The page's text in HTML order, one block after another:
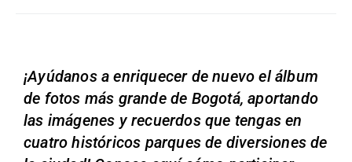
¡Ayúdanos a enriquecer de nuevo el álbum
de fotos más grande de Bogotá, aportando
las imágenes y recuerdos que tengas en
cuatro históricos parques de diversiones de